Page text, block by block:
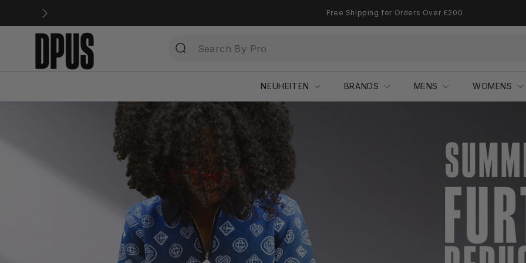
Inhalt
NEUHEITEN BRANDS MENS WOMENS